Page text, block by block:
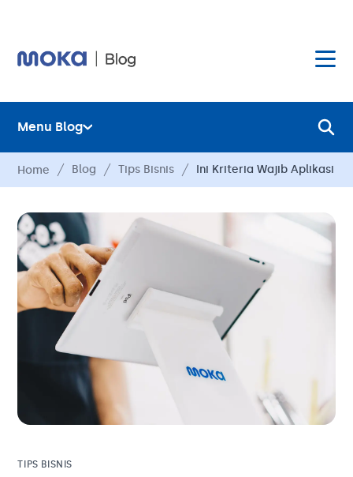
Layanan
Hardware
Harga
Hubungi Kami
Blog
Solusi Bisnis
Tambahan
Menu Blog
Layanan
Hardware
Harga
Hubungi Kami
Solusi Bisnis
Tambahan
Home Blog Tips Bisnis Ini Kriteria Wajib Aplikasi
TIPS BISNIS